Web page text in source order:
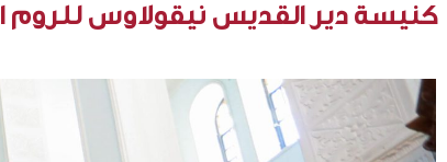
كنيسة دير القديس نيقولاوس للروم